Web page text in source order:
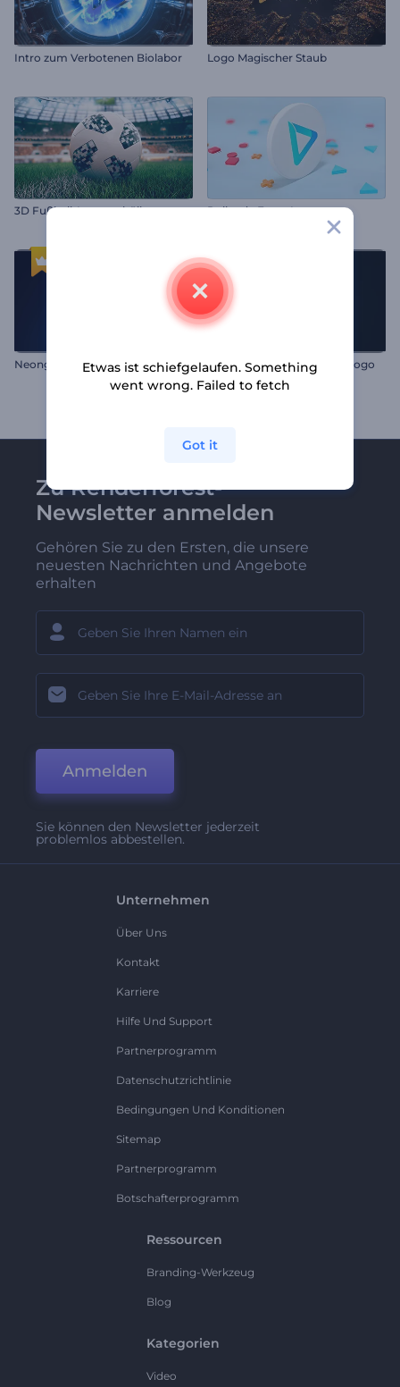
Intro zum Verbotenen Biolabor Logo Magischer Staub
3D Fußball-Logoenthüllung Rollende Form Logo
Neonglänzendes Intro Glühende Streifen-Reveal-Logo
Zu Renderforest-
Newsletter anmelden
Gehören Sie zu den Ersten, die unsere
neuesten Nachrichten und Angebote
erhalten
Anmelden
Sie können den Newsletter jederzeit
problemlos abbestellen.
Unternehmen
Über Uns
Kontakt
Karriere
Hilfe Und Support
Partnerprogramm
Datenschutzrichtlinie
Bedingungen Und Konditionen
Sitemap
Partnerprogramm
Botschafterprogramm
Ressourcen
Branding-Werkzeug
Blog
Kategorien
Video
Etwas ist schiefgelaufen. Something
went wrong. Failed to fetch
Got it